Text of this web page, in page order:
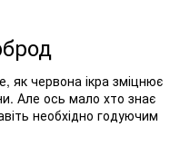
як червона ікра зміцнює
Але ось мало хто знає
необхідно годуючим